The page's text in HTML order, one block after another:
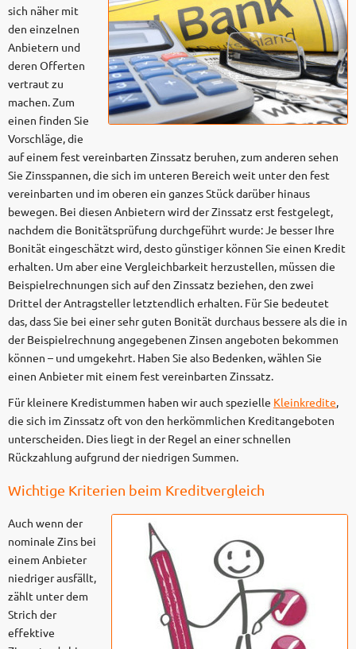
sich näher mit
den einzelnen
Anbietern und
deren Offerten
vertraut zu
machen. Zum
einen finden Sie
Vorschläge, die
auf einem fest vereinbarten Zinssatz beruhen, zum anderen sehen
Sie Zinsspannen, die sich im unteren Bereich weit unter den fest
vereinbarten und im oberen ein ganzes Stück darüber hinaus
bewegen. Bei diesen Anbietern wird der Zinssatz erst festgelegt,
nachdem die Bonitätsprüfung durchgeführt wurde: Je besser Ihre
Bonität eingeschätzt wird, desto günstiger können Sie einen Kredit
erhalten. Um aber eine Vergleichbarkeit herzustellen, müssen die
Beispielrechnungen sich auf den Zinssatz beziehen, den zwei
Drittel der Antragsteller letztendlich erhalten. Für Sie bedeutet
das, dass Sie bei einer sehr guten Bonität durchaus bessere als die in
der Beispielrechnung angegebenen Zinsen angeboten bekommen
können – und umgekehrt. Haben Sie also Bedenken, wählen Sie
einen Anbieter mit einem fest vereinbarten Zinssatz.
Für kleinere Kredistummen haben wir auch spezielle Kleinkredite,
die sich im Zinssatz oft von den herkömmlichen Kreditangeboten
unterscheiden. Dies liegt in der Regel an einer schnellen
Rückzahlung aufgrund der niedrigen Summen.
Wichtige Kriterien beim Kreditvergleich
Auch wenn der
nominale Zins bei
einem Anbieter
niedriger ausfällt,
zählt unter dem
Strich der
effektive